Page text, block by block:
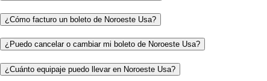
¿Cómo facturo un boleto de Noroeste Usa?
¿Puedo cancelar o cambiar mi boleto de Noroeste Usa?
¿Cuánto equipaje puedo llevar en Noroeste Usa?